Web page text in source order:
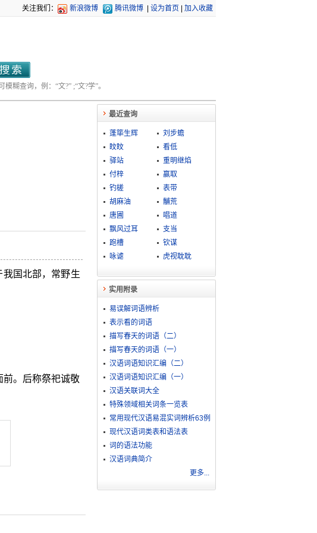
关注我们： 新浪微博 腾讯微博 设为首页 加入收藏
糊查询，例：“文?” ;“文?学”。
国北部，常野生
前。后称祭祀诚敬
最近查询
蓬筚生辉
刘步蟾
盿盿
看低
驿站
重明继焰
付梓
赢取
钓槎
表带
胡麻油
黼荒
唐圃
唱道
飘风过耳
支当
跑槽
钦谋
咏谑
虎视耽耽
实用附录
易误解词语辨析
表示看的词语
描写春天的词语（二）
描写春天的词语（一）
汉语词语知识汇编（二）
汉语词语知识汇编（一）
汉语关联词大全
特殊领域相关词条一览表
常用现代汉语易混实词辨析63例
现代汉语词类表和语法表
词的语法功能
汉语词典简介
更多...